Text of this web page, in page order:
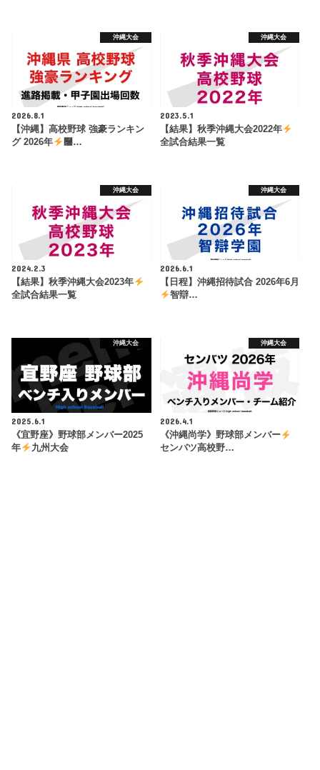
沖縄大会
2026.8.1
【沖縄】高校野球 強豪ランキン
グ 2026年
࿠…
沖縄大会
2023.5.1
【結果】秋季沖縄大会2022年
全試合結果一覧
沖縄大会
2024.2.3
【結果】秋季沖縄大会2023年
全試合結果一覧
沖縄大会
2026.6.1
【日程】沖縄招待試合 2026年6月
智辯…
沖縄大会
2025.6.1
《宜野座》野球部メンバー2025
年
九州大会
沖縄大会
2026.4.1
《沖縄尚学》野球部メンバー
センバツ高校野…